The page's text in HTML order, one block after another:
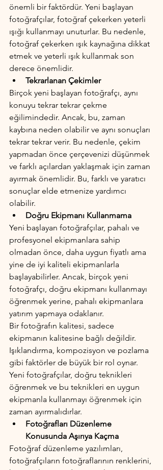
önemli bir faktördür. Yeni başlayan
fotoğrafçılar, fotoğraf çekerken yeterli
ışığı kullanmayı unuturlar. Bu nedenle,
fotoğraf çekerken ışık kaynağına dikkat
etmek ve yeterli ışık kullanmak son
derece önemlidir.
Tekrarlanan Çekimler
Birçok yeni başlayan fotoğrafçı, aynı
konuyu tekrar tekrar çekme
eğilimindedir. Ancak, bu, zaman
kaybına neden olabilir ve aynı sonuçları
tekrar tekrar verir. Bu nedenle, çekim
yapmadan önce çerçevenizi düşünmek
ve farklı açılardan yaklaşmak için zaman
ayırmak önemlidir. Bu, farklı ve yaratıcı
sonuçlar elde etmenize yardımcı
olabilir.
Doğru Ekipmanı Kullanmama
Yeni başlayan fotoğrafçılar, pahalı ve
profesyonel ekipmanlara sahip
olmadan önce, daha uygun fiyatlı ama
yine de iyi kaliteli ekipmanlarla
başlayabilirler. Ancak, birçok yeni
fotoğrafçı, doğru ekipmanı kullanmayı
öğrenmek yerine, pahalı ekipmanlara
yatırım yapmaya odaklanır.
Bir fotoğrafın kalitesi, sadece
ekipmanın kalitesine bağlı değildir.
Işıklandırma, kompozisyon ve pozlama
gibi faktörler de büyük bir rol oynar.
Yeni fotoğrafçılar, doğru teknikleri
öğrenmek ve bu teknikleri en uygun
ekipmanla kullanmayı öğrenmek için
zaman ayırmalıdırlar.
Fotoğrafları Düzenleme
Konusunda Aşırıya Kaçma
Fotoğraf düzenleme yazılımları,
fotoğrafçıların fotoğraflarının renklerini,